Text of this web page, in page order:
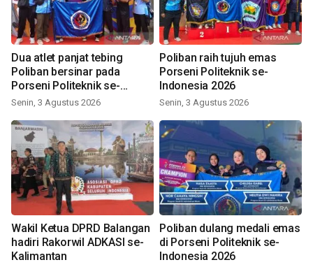
Dua atlet panjat tebing
Poliban bersinar pada
Porseni Politeknik se-
Indonesia 2026
Senin, 3 Agustus 2026
Poliban raih tujuh emas
Porseni Politeknik se-
Indonesia 2026
Senin, 3 Agustus 2026
Wakil Ketua DPRD Balangan
hadiri Rakorwil ADKASI se-
Kalimantan
Poliban dulang medali emas
di Porseni Politeknik se-
Indonesia 2026